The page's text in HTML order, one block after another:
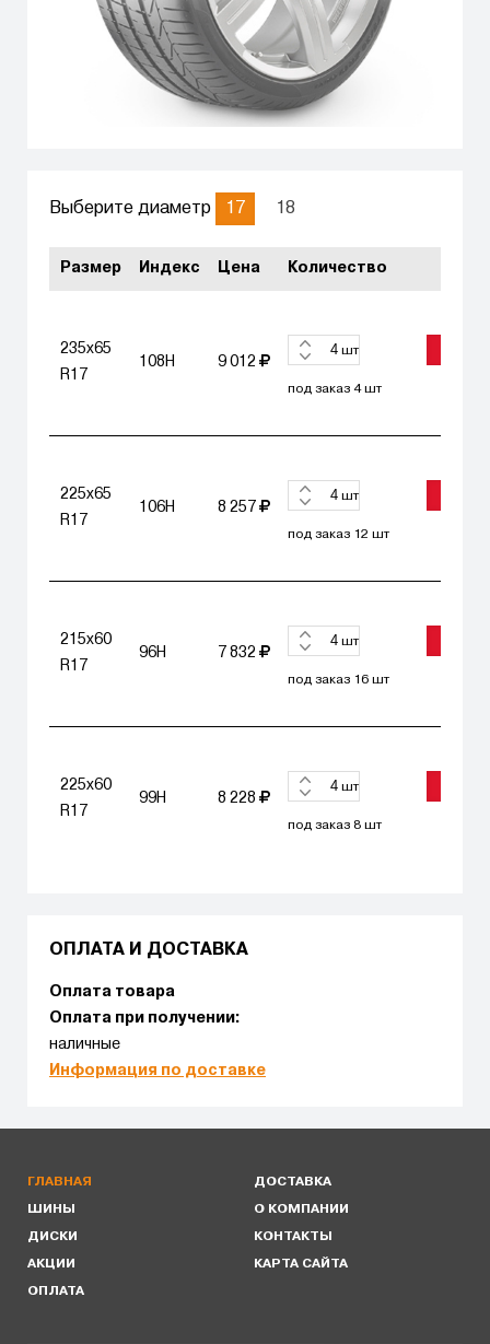
Выберите диаметр 17 18
Размер Индекс Цена Количество
235x65
R17
108H 9 012
шт
под заказ 4 шт
225x65
R17
106H 8 257
шт
под заказ 12 шт
215x60
R17
96H 7 832
шт
под заказ 16 шт
225x60
R17
99H 8 228
шт
под заказ 8 шт
ОПЛАТА И ДОСТАВКА
Оплата товара
Оплата при получении:
наличные
Информация по доставке
ГЛАВНАЯ
ШИНЫ
ДИСКИ
АКЦИИ
ОПЛАТА
ДОСТАВКА
О КОМПАНИИ
КОНТАКТЫ
КАРТА САЙТА